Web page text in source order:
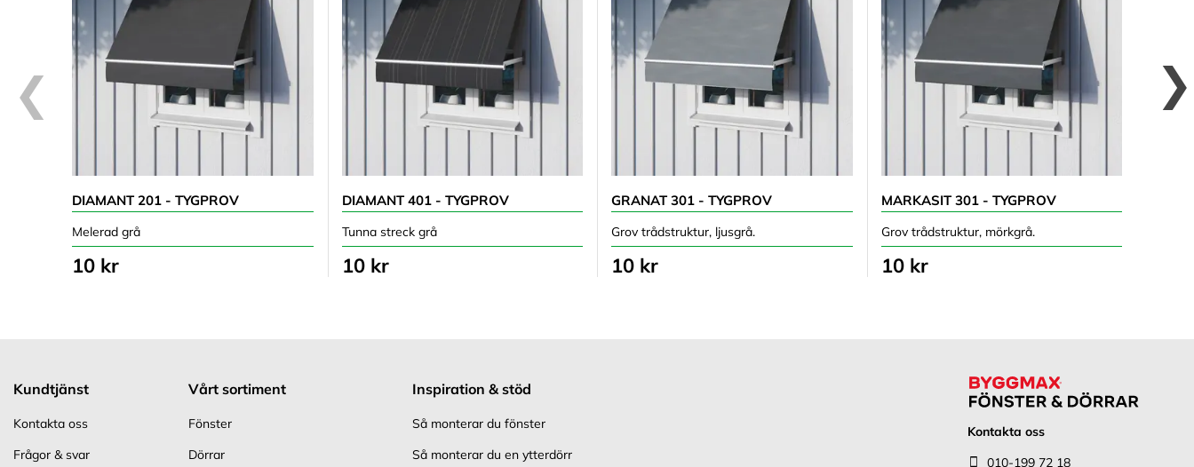
DIAMANT 201 - TYGPROV
Melerad grå
10 kr
DIAMANT 401 - TYGPROV
Tunna streck grå
10 kr
GRANAT 301 - TYGPROV
Grov trådstruktur, ljusgrå.
10 kr
MARKASIT 301 - TYGPROV
Grov trådstruktur, mörkgrå.
10 kr
Kundtjänst
Kontakta oss
Frågor & svar
Vårt sortiment
Fönster
Dörrar
Inspiration & stöd
Så monterar du fönster
Så monterar du en ytterdörr
Kontakta oss
010-199 72 18